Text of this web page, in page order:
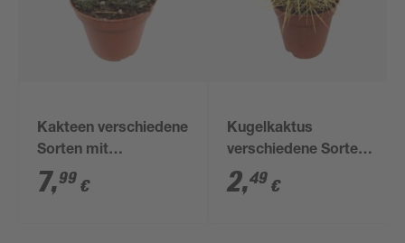
Kakteen verschiedene
Sorten mit
Strohblüten 8,5 cm
Topf
7,99 €
Kugelkaktus
verschiedene Sorten
5,5 cm Topf
2,49 €